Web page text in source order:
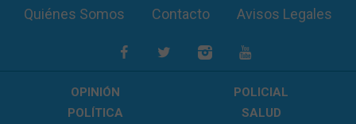
Quiénes Somos Contacto Avisos Legales
OPINIÓN
POLICIAL
POLÍTICA
SALUD